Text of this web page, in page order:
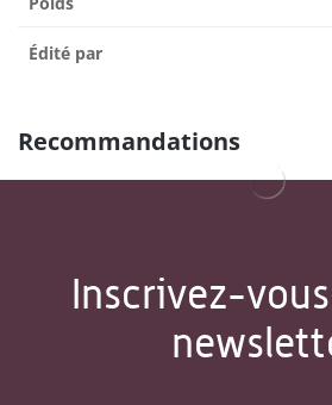
Édité par
Recommandations
Inscrivez-